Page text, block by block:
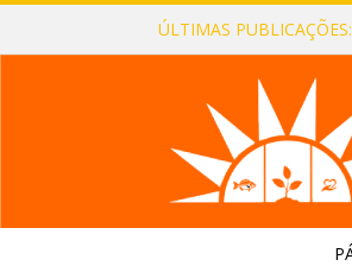
ÚLTIMAS PUBLICAÇÕES: